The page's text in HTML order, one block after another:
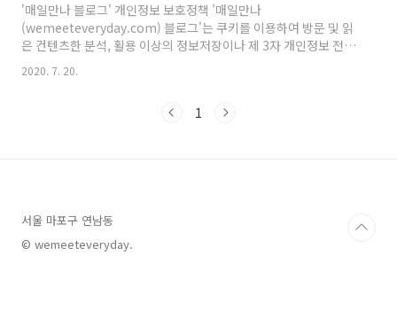
'매일만나 블로그' 개인정보 보호정책 '매일만나
(wemeeteveryday.com) 블로그'는 쿠키를 이용하여 방문 및 읽
은 컨텐츠한 분석, 활용 이상의 정보저장이나 제 3자 개인정보 전달
및 공유를 하지 않습니다. '매일만나 블로그' 이용자들은 브라우저
의 설정을 바꿔서 쿠키 사용을 하지 않도록 할 수 있습니다. '매일만
트로 재발행하는 것에 대해 허용하지 않으며 법적 문제가 발생해도
2020. 7. 20.
1
서울 마포구 연남동
© wemeeteveryday.